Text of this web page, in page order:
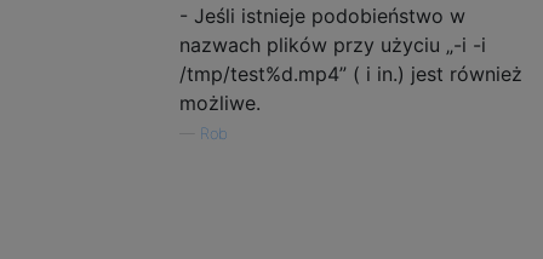
- Jeśli istnieje podobieństwo w
nazwach plików przy użyciu „-i -i
/tmp/test%d.mp4” ( i in.) jest również
możliwe.
Rob